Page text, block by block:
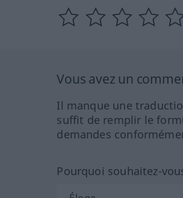
Vous avez un
Il manque une
suffit de remplir le
demandes
Pourquoi souhaitez-